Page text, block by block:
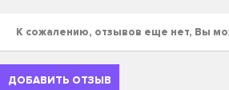
К сожалению, отзывов еще нет, Вы
ДОБАВИТЬ ОТЗЫВ